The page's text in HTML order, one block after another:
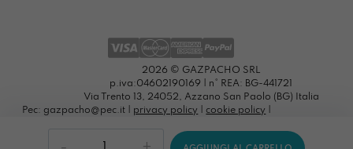
2026 © GAZPACHO SRL
p.iva:04602190169 | n° REA: BG-441721
Via Trento 13, 24052, Azzano San Paolo (BG) Italia
Pec: gazpacho@pec.it | privacy policy cookie policy